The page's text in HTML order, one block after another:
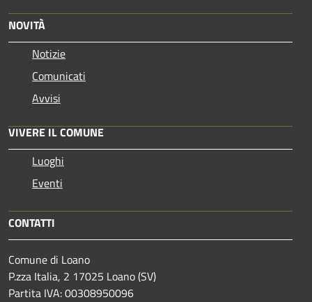
NOVITÀ
Notizie
Comunicati
Avvisi
VIVERE IL COMUNE
Luoghi
Eventi
CONTATTI
Comune di Loano
P.zza Italia, 2 17025 Loano (SV)
Partita IVA: 00308950096